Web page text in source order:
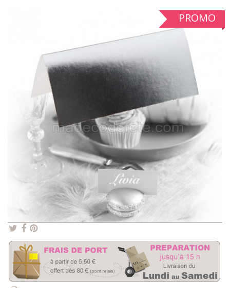
PROMO